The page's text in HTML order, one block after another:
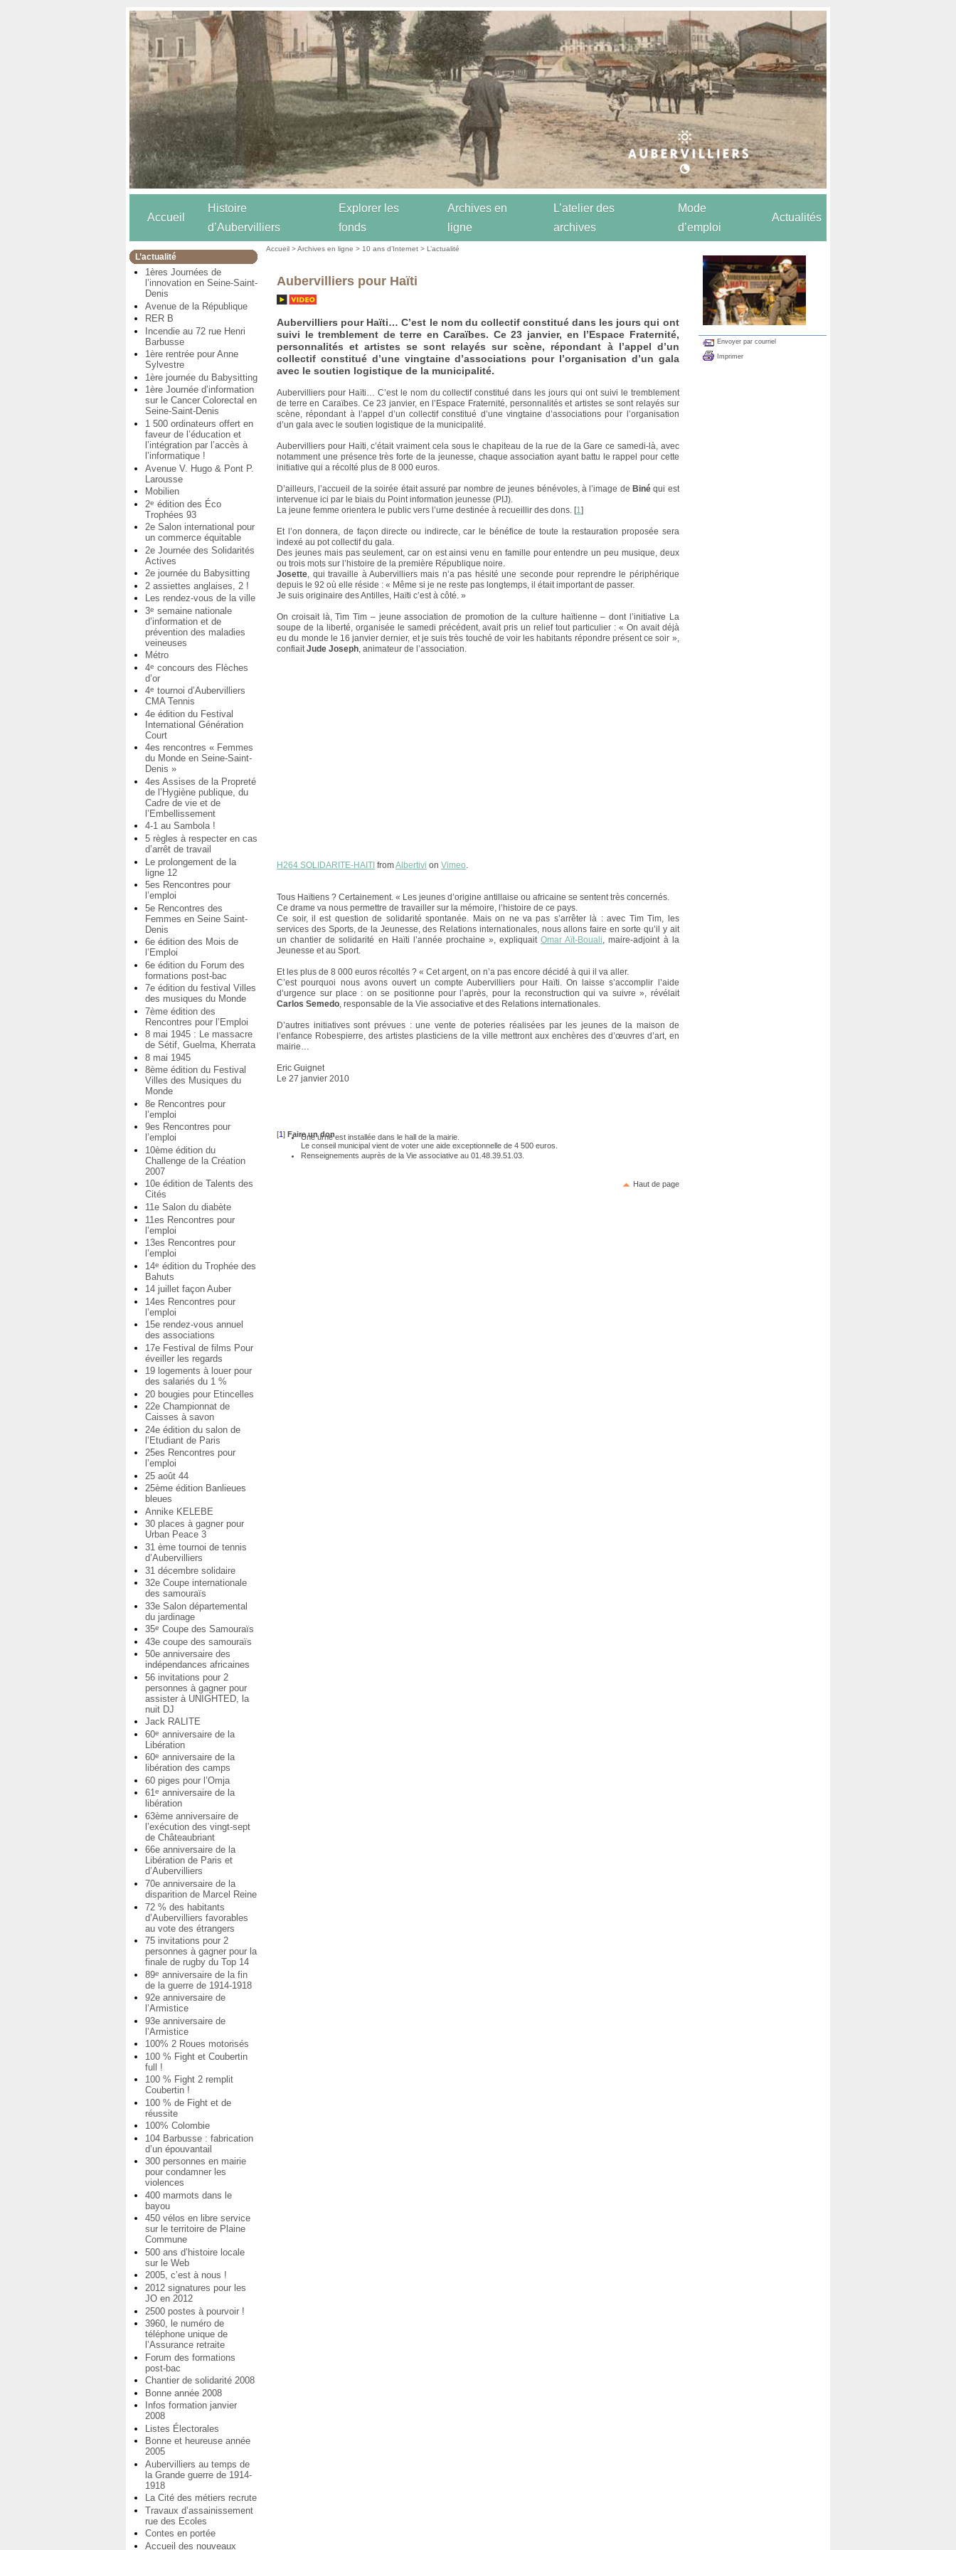
Accueil
Histoire
d’Aubervilliers
Explorer les
fonds
Archives en
ligne
L’atelier des
archives
Mode
d’emploi
Actualités
L’actualité
1ères Journées de
l’innovation en Seine-Saint-
Denis
Avenue de la République
RER B
Incendie au 72 rue Henri
Barbusse
1ère rentrée pour Anne
Sylvestre
1ère journée du Babysitting
1ère Journée d’information
sur le Cancer Colorectal en
Seine-Saint-Denis
1 500 ordinateurs offert en
faveur de l’éducation et
l’intégration par l’accès à
l’informatique !
Avenue V. Hugo & Pont P.
Larousse
Mobilien
2e édition des Éco
Trophées 93
2e Salon international pour
un commerce équitable
2e Journée des Solidarités
Actives
2e journée du Babysitting
2 assiettes anglaises, 2 !
Les rendez-vous de la ville
3e semaine nationale
d’information et de
prévention des maladies
veineuses
Métro
4e concours des Flèches
d’or
4e tournoi d’Aubervilliers
CMA Tennis
4e édition du Festival
International Génération
Court
4es rencontres « Femmes
du Monde en Seine-Saint-
Denis »
4es Assises de la Propreté
de l’Hygiène publique, du
Cadre de vie et de
l’Embellissement
4-1 au Sambola !
5 règles à respecter en cas
d’arrêt de travail
Le prolongement de la
ligne 12
5es Rencontres pour
l’emploi
5e Rencontres des
Femmes en Seine Saint-
Denis
6e édition des Mois de
l’Emploi
6e édition du Forum des
formations post-bac
7e édition du festival Villes
des musiques du Monde
7ème édition des
Rencontres pour l’Emploi
8 mai 1945 : Le massacre
de Sétif, Guelma, Kherrata
8 mai 1945
8ème édition du Festival
Villes des Musiques du
Monde
8e Rencontres pour
l’emploi
9es Rencontres pour
l’emploi
10ème édition du
Challenge de la Création
2007
10e édition de Talents des
Cités
11e Salon du diabète
11es Rencontres pour
l’emploi
13es Rencontres pour
l’emploi
14e édition du Trophée des
Bahuts
14 juillet façon Auber
14es Rencontres pour
l’emploi
15e rendez-vous annuel
des associations
17e Festival de films Pour
éveiller les regards
19 logements à louer pour
des salariés du 1 %
20 bougies pour Etincelles
22e Championnat de
Caisses à savon
24e édition du salon de
l’Etudiant de Paris
25es Rencontres pour
l’emploi
25 août 44
25ème édition Banlieues
bleues
Annike KELEBE
30 places à gagner pour
Urban Peace 3
31 ème tournoi de tennis
d’Aubervilliers
31 décembre solidaire
32e Coupe internationale
des samouraïs
33e Salon départemental
du jardinage
35e Coupe des Samouraïs
43e coupe des samouraïs
50e anniversaire des
indépendances africaines
56 invitations pour 2
personnes à gagner pour
assister à UNIGHTED, la
nuit DJ
Jack RALITE
60e anniversaire de la
Libération
60e anniversaire de la
libération des camps
60 piges pour l’Omja
61e anniversaire de la
libération
63ème anniversaire de
l’exécution des vingt-sept
de Châteaubriant
66e anniversaire de la
Libération de Paris et
d’Aubervilliers
70e anniversaire de la
disparition de Marcel Reine
72 % des habitants
d’Aubervilliers favorables
au vote des étrangers
75 invitations pour 2
personnes à gagner pour la
finale de rugby du Top 14
89e anniversaire de la fin
de la guerre de 1914-1918
92e anniversaire de
l’Armistice
93e anniversaire de
l’Armistice
100% 2 Roues motorisés
100 % Fight et Coubertin
full !
100 % Fight 2 remplit
Coubertin !
100 % de Fight et de
réussite
100% Colombie
104 Barbusse : fabrication
d’un épouvantail
300 personnes en mairie
pour condamner les
violences
400 marmots dans le
bayou
450 vélos en libre service
sur le territoire de Plaine
Commune
500 ans d’histoire locale
sur le Web
2005, c’est à nous !
2012 signatures pour les
JO en 2012
2500 postes à pourvoir !
3960, le numéro de
téléphone unique de
l’Assurance retraite
Forum des formations
post-bac
Chantier de solidarité 2008
Bonne année 2008
Infos formation janvier
2008
Listes Électorales
Bonne et heureuse année
2005
Aubervilliers au temps de
la Grande guerre de 1914-
1918
La Cité des métiers recrute
Travaux d’assainissement
rue des Ecoles
Contes en portée
Accueil des nouveaux
Accueil >Archives en ligne > 10 ans d’Internet >L’actualité
Aubervilliers pour Haïti
Aubervilliers pour Haïti… C’est le nom du collectif constitué dans les jours qui ont
suivi le tremblement de terre en Caraïbes. Ce 23 janvier, en l’Espace Fraternité,
personnalités et artistes se sont relayés sur scène, répondant à l’appel d’un
collectif constitué d’une vingtaine d’associations pour l’organisation d’un gala
avec le soutien logistique de la municipalité.
Aubervilliers pour Haïti… C’est le nom du collectif constitué dans les jours qui ont suivi le tremblement
de terre en Caraïbes. Ce 23 janvier, en l’Espace Fraternité, personnalités et artistes se sont relayés sur
scène, répondant à l’appel d’un collectif constitué d’une vingtaine d’associations pour l’organisation
d’un gala avec le soutien logistique de la municipalité.
Aubervilliers pour Haïti, c’était vraiment cela sous le chapiteau de la rue de la Gare ce samedi-là, avec
notamment une présence très forte de la jeunesse, chaque association ayant battu le rappel pour cette
initiative qui a récolté plus de 8 000 euros.
D’ailleurs, l’accueil de la soirée était assuré par nombre de jeunes bénévoles, à l’image de Binéqui est
intervenue ici par le biais du Point information jeunesse (PIJ).
La jeune femme orientera le public vers l’urne destinée à recueillir des dons. [1]
Et l’on donnera, de façon directe ou indirecte, car le bénéfice de toute la restauration proposée sera
indexé au pot collectif du gala.
Des jeunes mais pas seulement, car on est ainsi venu en famille pour entendre un peu musique, deux
ou trois mots sur l’histoire de la première République noire.
Josette, qui travaille à Aubervilliers mais n’a pas hésité une seconde pour reprendre le périphérique
depuis le 92 où elle réside : « Même si je ne reste pas longtemps, il était important de passer.
Je suis originaire des Antilles, Haïti c’est à côté. »
On croisait là, Tim Tim – jeune association de promotion de la culture haïtienne – dont l’initiative La
soupe de la liberté, organisée le samedi précédent, avait pris un relief tout particulier : « On avait déjà
eu du monde le 16 janvier dernier, et je suis très touché de voir les habitants répondre présent ce soir »,
confiaitJude Joseph, animateur de l’association.
H264 SOLIDARITE-HAITI fromAlbertivi onVimeo.
Tous Haïtiens ? Certainement. « Les jeunes d’origine antillaise ou africaine se sentent très concernés.
Ce drame va nous permettre de travailler sur la mémoire, l’histoire de ce pays.
Ce soir, il est question de solidarité spontanée. Mais on ne va pas s’arrêter là : avec Tim Tim, les
services des Sports, de la Jeunesse, des Relations internationales, nous allons faire en sorte qu’il y ait
un chantier de solidarité en Haïti l’année prochaine », expliquaitOmar Aït-Bouali, maire-adjoint à la
Jeunesse et au Sport.
Et les plus de 8 000 euros récoltés ? « Cet argent, on n’a pas encore décidé à qui il va aller.
C’est pourquoi nous avons ouvert un compte Aubervilliers pour Haïti. On laisse s’accomplir l’aide
d’urgence sur place : on se positionne pour l’après, pour la reconstruction qui va suivre », révélait
Carlos Semedo, responsable de la Vie associative et des Relations internationales.
D’autres initiatives sont prévues : une vente de poteries réalisées par les jeunes de la maison de
l’enfance Robespierre, des artistes plasticiens de la ville mettront aux enchères des d’œuvres d’art, en
mairie…
Eric Guignet
Le 27 janvier 2010
[1]Faire un don
Une urne est installée dans le hall de la mairie.
Le conseil municipal vient de voter une aide exceptionnelle de 4 500 euros.
Renseignements auprès de la Vie associative au 01.48.39.51.03.
Haut de page
Envoyer par courriel
Imprimer